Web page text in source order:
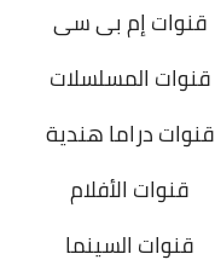
قنوات إم بى سى
قنوات المسلسلات
قنوات دراما هندية
قنوات الأفلام
قنوات السينما